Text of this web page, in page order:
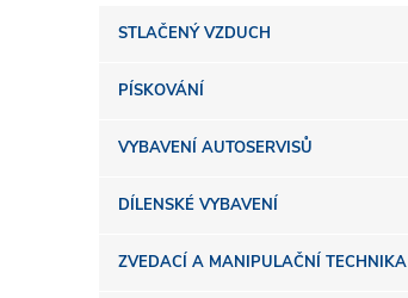
P
o
s
STLAČENÝ VZDUCH
PÍSKOVÁNÍ
VYBAVENÍ AUTOSERVISŮ
DÍLENSKÉ VYBAVENÍ
ZVEDACÍ A MANIPULAČNÍ TECHNIKA